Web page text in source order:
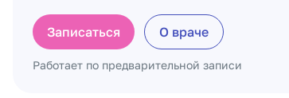
Записаться О враче
Работает по предварительной записи